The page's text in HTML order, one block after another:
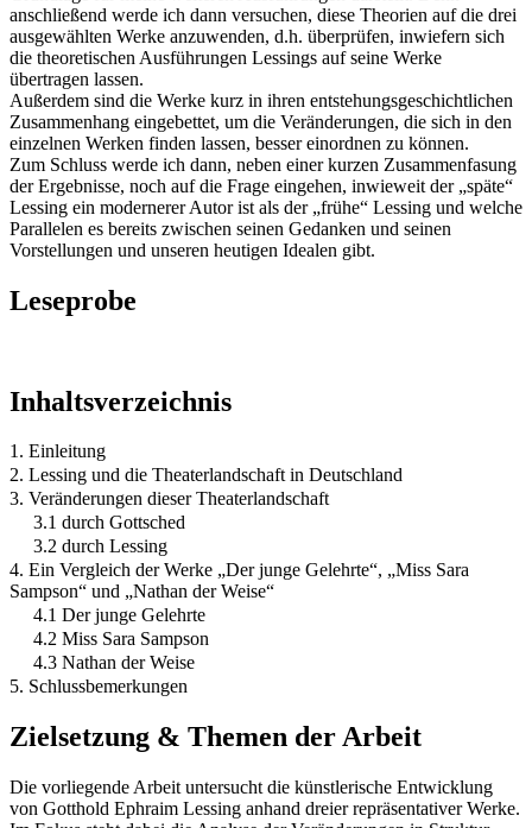
anschließend werde ich dann versuchen, diese Theorien auf die drei
ausgewählten Werke anzuwenden, d.h. überprüfen, inwiefern sich
die theoretischen Ausführungen Lessings auf seine Werke
übertragen lassen.
Außerdem sind die Werke kurz in ihren entstehungsgeschichtlichen
Zusammenhang eingebettet, um die Veränderungen, die sich in den
einzelnen Werken finden lassen, besser einordnen zu können.
Zum Schluss werde ich dann, neben einer kurzen Zusammenfasung
der Ergebnisse, noch auf die Frage eingehen, inwieweit der „späte“
Lessing ein modernerer Autor ist als der „frühe“ Lessing und welche
Parallelen es bereits zwischen seinen Gedanken und seinen
Vorstellungen und unseren heutigen Idealen gibt.
Leseprobe
Inhaltsverzeichnis
1. Einleitung
2. Lessing und die Theaterlandschaft in Deutschland
3. Veränderungen dieser Theaterlandschaft
3.1 durch Gottsched
3.2 durch Lessing
4. Ein Vergleich der Werke „Der junge Gelehrte“, „Miss Sara
Sampson“ und „Nathan der Weise“
4.1 Der junge Gelehrte
4.2 Miss Sara Sampson
4.3 Nathan der Weise
5. Schlussbemerkungen
Zielsetzung & Themen der Arbeit
Die vorliegende Arbeit untersucht die künstlerische Entwicklung
von Gotthold Ephraim Lessing anhand dreier repräsentativer Werke.